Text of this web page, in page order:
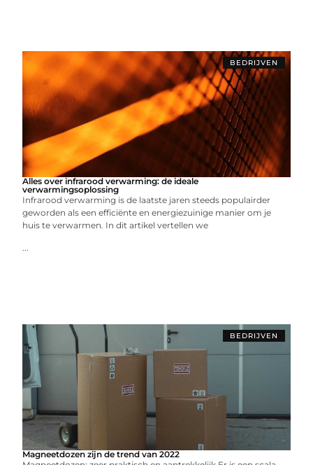
BEDRIJVEN
Alles over infrarood verwarming: de ideale
verwarmingsoplossing
Infrarood verwarming is de laatste jaren steeds populairder
geworden als een efficiënte en energiezuinige manier om je
huis te verwarmen. In dit artikel vertellen we
...
BEDRIJVEN
Magneetdozen zijn de trend van 2022